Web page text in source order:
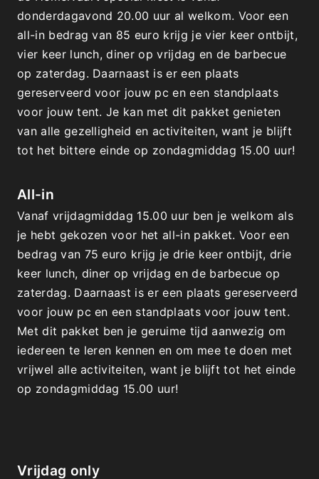
donderdagavond 20.00 uur al welkom. Voor een
all-in bedrag van 85 euro krijg je vier keer ontbijt,
vier keer lunch, diner op vrijdag en de barbecue
op zaterdag. Daarnaast is er een plaats
gereserveerd voor jouw pc en een standplaats
voor jouw tent. Je kan met dit pakket genieten
van alle gezelligheid en activiteiten, want je blijft
tot het bittere einde op zondagmiddag 15.00 uur!
All-in
Vanaf vrijdagmiddag 15.00 uur ben je welkom als
je hebt gekozen voor het all-in pakket. Voor een
bedrag van 75 euro krijg je drie keer ontbijt, drie
keer lunch, diner op vrijdag en de barbecue op
zaterdag. Daarnaast is er een plaats gereserveerd
voor jouw pc en een standplaats voor jouw tent.
Met dit pakket ben je geruime tijd aanwezig om
iedereen te leren kennen en om mee te doen met
vrijwel alle activiteiten, want je blijft tot het einde
op zondagmiddag 15.00 uur!
Vrijdag only